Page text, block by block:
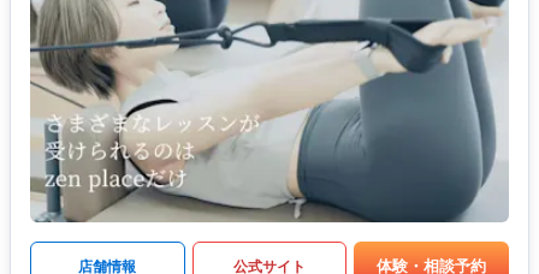
店舗情報 公式サイト 体験・相談予約